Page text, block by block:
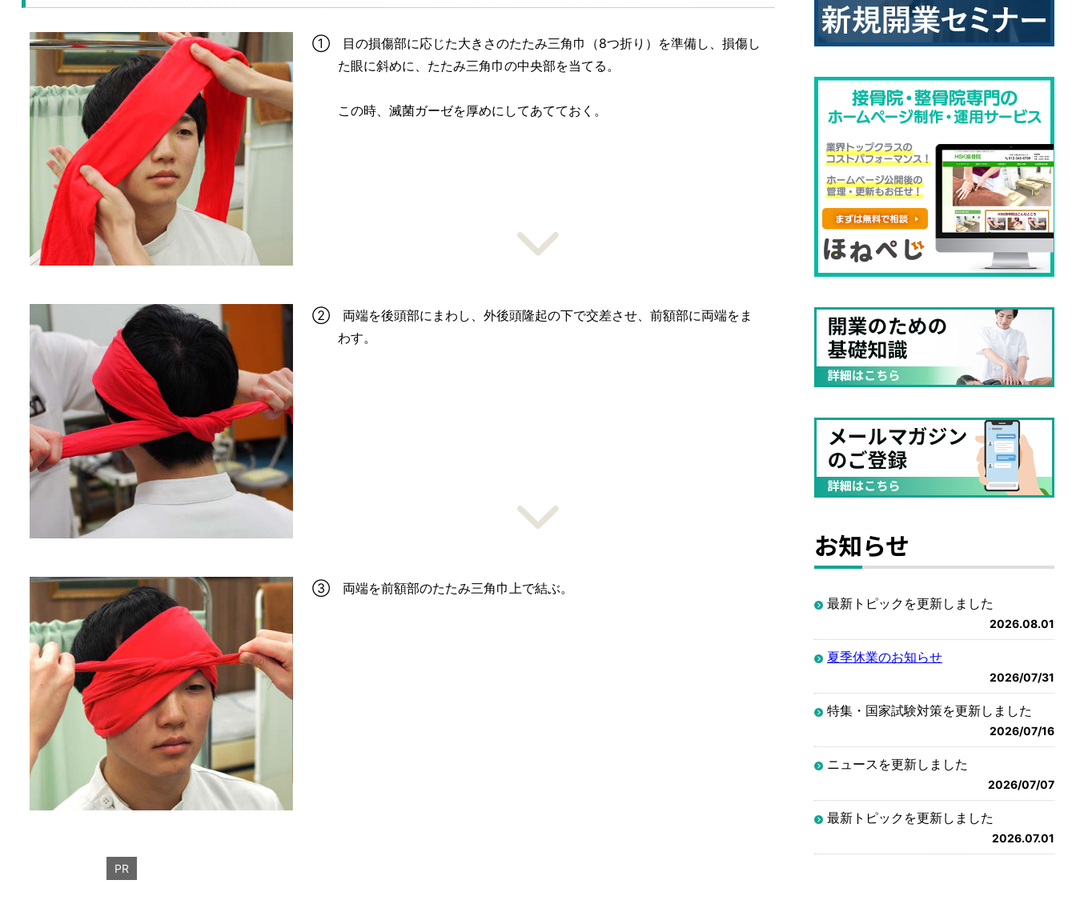
① 目の損傷部に応じた大きさのたたみ三角巾（8つ折り）を準備し、損傷し
た眼に斜めに、たたみ三角巾の中央部を当てる。
この時、滅菌ガーゼを厚めにしてあてておく。
② 両端を後頭部にまわし、外後頭隆起の下で交差させ、前額部に両端をま
わす。
③ 両端を前額部のたたみ三角巾上で結ぶ。
PR
お知らせ
最新トピックを更新しました
2026.08.01
夏季休業のお知らせ
2026/07/31
特集・国家試験対策を更新しました
2026/07/16
ニュースを更新しました
2026/07/07
最新トピックを更新しました
2026.07.01